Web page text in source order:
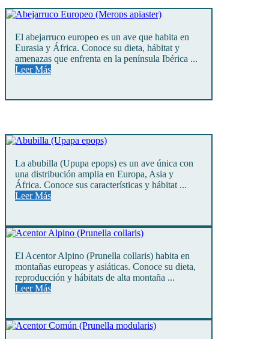
El abejarruco europeo es un ave que habita en
Eurasia y África. Conoce su dieta, hábitat y
amenazas que enfrenta en la península Ibérica ...
Leer Más
La abubilla (Upupa epops) es un ave única con
una distribución amplia en Europa, Asia y
África. Conoce sus características y hábitat ...
Leer Más
El Acentor Alpino (Prunella collaris) habita en
montañas europeas y asiáticas. Conoce su dieta,
reproducción y hábitats de alta montaña ...
Leer Más